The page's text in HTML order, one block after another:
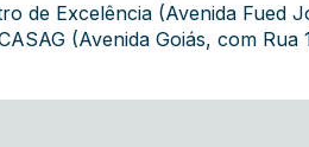
de Excelência (Avenida Fued
(Avenida Goiás, com Rua